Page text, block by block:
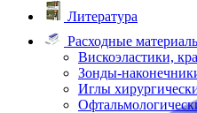
Литература
Расходные
Вискоэластики,
Зонды-
Иглы